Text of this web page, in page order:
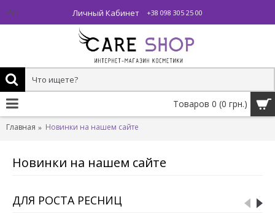
Рус Личный Кабинет +38 098 305 25 00
Товаров 0 (0 грн.)
Главная Новинки на нашем сайте
Новинки на нашем сайте
ДЛЯ РОСТА РЕСНИЦ